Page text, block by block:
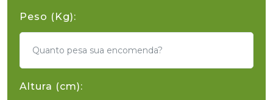
Peso (Kg):
Altura (cm):